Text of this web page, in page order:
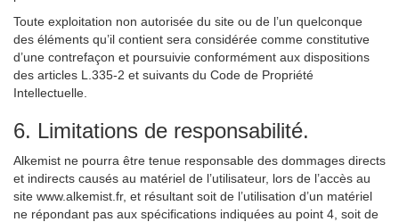
Toute exploitation non autorisée du site ou de l’un quelconque
des éléments qu’il contient sera considérée comme constitutive
d’une contrefaçon et poursuivie conformément aux dispositions
des articles L.335-2 et suivants du Code de Propriété
Intellectuelle.
6. Limitations de responsabilité.
Alkemist ne pourra être tenue responsable des dommages directs
et indirects causés au matériel de l’utilisateur, lors de l’accès au
site www.alkemist.fr, et résultant soit de l’utilisation d’un matériel
ne répondant pas aux spécifications indiquées au point 4, soit de